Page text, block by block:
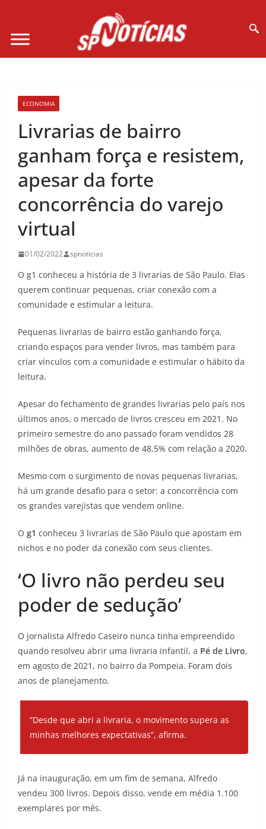
ECONOMIA
Livrarias de bairro
ganham força e resistem,
apesar da forte
concorrência do varejo
virtual
01/02/2022 spnoticias
O g1 conheceu a história de 3 livrarias de São Paulo. Elas
querem continuar pequenas, criar conexão com a
comunidade e estimular a leitura.
Pequenas livrarias de bairro estão ganhando força,
criando espaços para vender livros, mas também para
criar vínculos com a comunidade e estimular o hábito da
leitura.
Apesar do fechamento de grandes livrarias pelo país nos
últimos anos, o mercado de livros cresceu em 2021. No
primeiro semestre do ano passado foram vendidos 28
milhões de obras, aumento de 48,5% com relação a 2020.
Mesmo com o surgimento de novas pequenas livrarias,
há um grande desafio para o setor: a concorrência com
os grandes varejistas que vendem online.
O g1 conheceu 3 livrarias de São Paulo que apostam em
nichos e no poder da conexão com seus clientes.
‘O livro não perdeu seu
poder de sedução’
O jornalista Alfredo Caseiro nunca tinha empreendido
quando resolveu abrir uma livraria infantil, a Pé de Livro,
em agosto de 2021, no bairro da Pompeia. Foram dois
anos de planejamento.
“Desde que abri a livraria, o movimento supera as
minhas melhores expectativas”, afirma.
Já na inauguração, em um fim de semana, Alfredo
vendeu 300 livros. Depois disso, vende em média 1.100
exemplares por mês.